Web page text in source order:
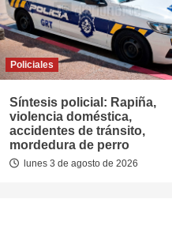
Policiales
Síntesis policial: Rapiña,
violencia doméstica,
accidentes de tránsito,
mordedura de perro
lunes 3 de agosto de 2026